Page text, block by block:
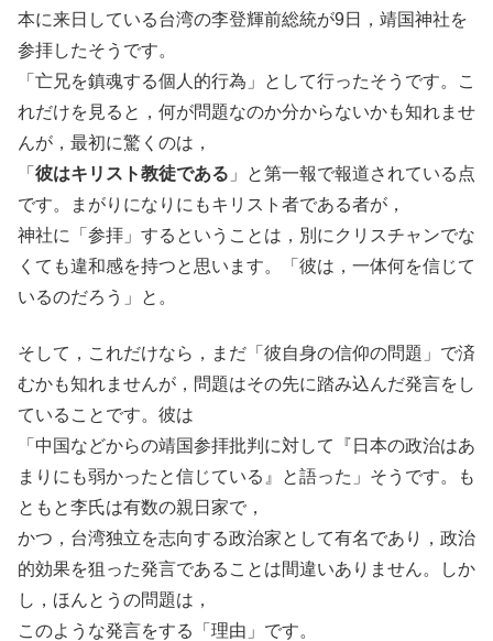
本に来日している台湾の李登輝前総統が9日，靖国神社を
参拝したそうです。
「亡兄を鎮魂する個人的行為」として行ったそうです。こ
れだけを見ると，何が問題なのか分からないかも知れませ
んが，最初に驚くのは，
「 彼はキリスト教徒である 」と第一報で報道されている点
です。まがりになりにもキリスト者である者が，
神社に「参拝」するということは，別にクリスチャンでな
くても違和感を持つと思います。「彼は，一体何を信じて
いるのだろう」と。
そして，これだけなら，まだ「彼自身の信仰の問題」で済
むかも知れませんが，問題はその先に踏み込んだ発言をし
ていることです。彼は
「中国などからの靖国参拝批判に対して『日本の政治はあ
まりにも弱かったと信じている』と語った」そうです。も
ともと李氏は有数の親日家で，
かつ，台湾独立を志向する政治家として有名であり，政治
的効果を狙った発言であることは間違いありません。しか
し，ほんとうの問題は，
このような発言をする「理由」です。